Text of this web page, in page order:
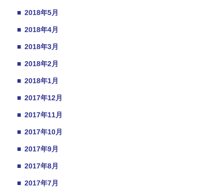
■ 2018年5月
■ 2018年4月
■ 2018年3月
■ 2018年2月
■ 2018年1月
■ 2017年12月
■ 2017年11月
■ 2017年10月
■ 2017年9月
■ 2017年8月
■ 2017年7月